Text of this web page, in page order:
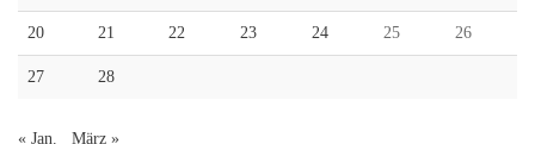
20 21 22 23 24 25 26
27 28
« Jan. März »